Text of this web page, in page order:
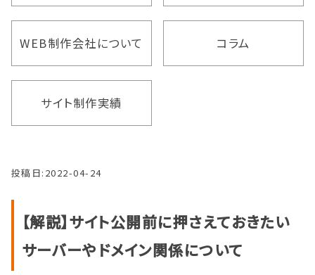
WEB制作会社について コラム
サイト制作実績
投稿日: 2022-04-24
【解説】サイト公開前に押さえておきたい
サーバーやドメイン関係について